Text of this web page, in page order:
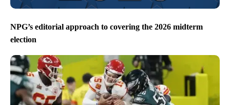
NPG’s editorial approach to covering the 2026 midterm
election